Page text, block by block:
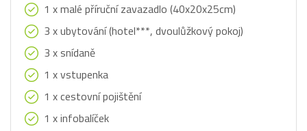
1 x malé příruční zavazadlo (40x20x25cm)
3 x ubytování (hotel***, dvoulůžkový pokoj)
3 x snídaně
1 x vstupenka
1 x cestovní pojištění
1 x infobalíček